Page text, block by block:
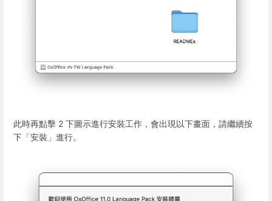
此時再點擊 2 下圖示進行安裝工作，會出現以下畫面，請繼續按
下「安裝」進行。